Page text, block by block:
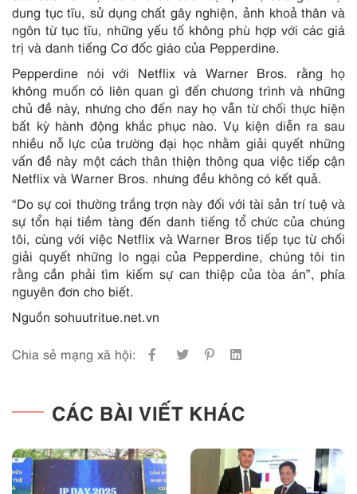
dung tục tĩu, sử dụng chất gây nghiện, ảnh khoả thân và
ngôn từ tục tĩu, những yếu tố không phù hợp với các giá
trị và danh tiếng Cơ đốc giáo của Pepperdine.
Pepperdine nói với Netflix và Warner Bros. rằng họ
không muốn có liên quan gì đến chương trình và những
chủ đề này, nhưng cho đến nay họ vẫn từ chối thực hiện
bất kỳ hành động khắc phục nào. Vụ kiện diễn ra sau
nhiều nỗ lực của trường đại học nhằm giải quyết những
vấn đề này một cách thân thiện thông qua việc tiếp cận
Netflix và Warner Bros. nhưng đều không có kết quả.
“Do sự coi thường trắng trợn này đối với tài sản trí tuệ và
sự tổn hại tiềm tàng đến danh tiếng tổ chức của chúng
tôi, cùng với việc Netflix và Warner Bros tiếp tục từ chối
giải quyết những lo ngại của Pepperdine, chúng tôi tin
rằng cần phải tìm kiếm sự can thiệp của tòa án”, phía
nguyên đơn cho biết.
Nguồn sohuutritue.net.vn
Chia sẻ mạng xã hội:
CÁC BÀI VIẾT KHÁC